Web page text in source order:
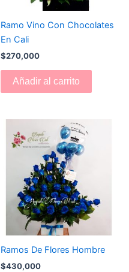
Ramo Vino Con Chocolates
En Cali
$270,000
Añadir al carrito
Ramos De Flores Hombre
$430,000